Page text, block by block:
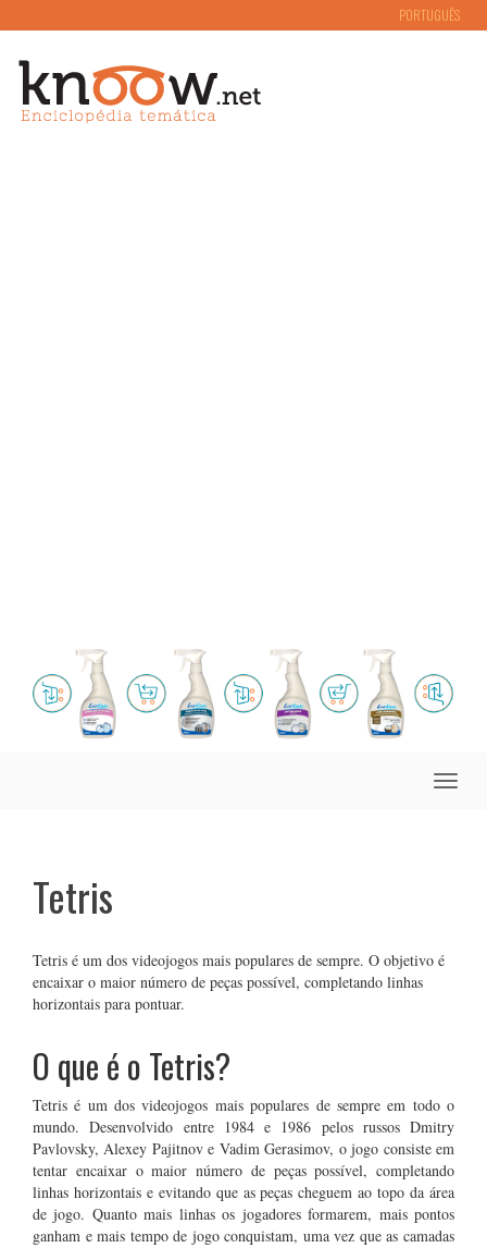
PORTUGUÊS
Toggle
Tetris
Tetris é um dos videojogos mais populares de sempre. O objetivo é
encaixar o maior número de peças possível, completando linhas
horizontais para pontuar.
O que é o Tetris?
Tetris é um dos videojogos mais populares de sempre em todo o
mundo. Desenvolvido entre 1984 e 1986 pelos russos Dmitry
Pavlovsky, Alexey Pajitnov e Vadim Gerasimov, o jogo consiste em
tentar encaixar o maior número de peças possível, completando
linhas horizontais e evitando que as peças cheguem ao topo da área
de jogo. Quanto mais linhas os jogadores formarem, mais pontos
ganham e mais tempo de jogo conquistam, uma vez que as camadas